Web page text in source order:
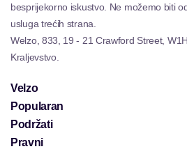
besprijekorno iskustvo. Ne možemo biti
usluga trećih strana.
Welzo, 833, 19 - 21 Crawford Street,
Kraljevstvo.
Velzo
Popularan
Podržati
Pravni